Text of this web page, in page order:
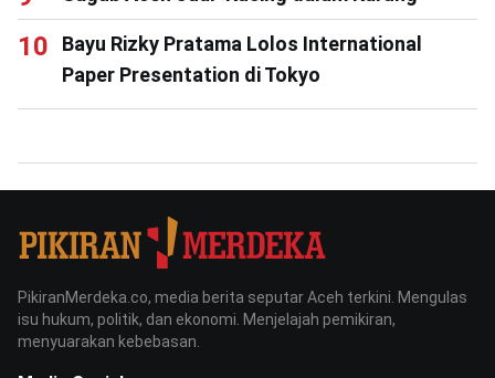
Bayu Rizky Pratama Lolos International
Paper Presentation di Tokyo
PikiranMerdeka.co, media berita seputar Aceh terkini. Mengulas
isu hukum, politik, dan ekonomi. Menjelajah pemikiran,
menyuarakan kebebasan.